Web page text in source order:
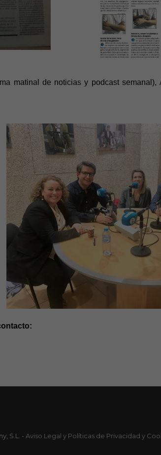
matinal de noticias y podcast
S.L. - Aviso Legal y Políticas de Privacidad y